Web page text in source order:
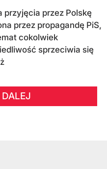
przyjęcia przez Polskę
przez propagandę PiS,
cokolwiek
sprzeciwia się